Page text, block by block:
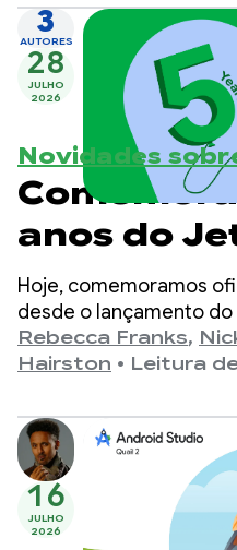
3
AUTORES
28
JULHO
2026
Novidades
anos do
Compose
Hoje, comemoramos
desde o lançamento
versão 1.0, anunciada
a versão 1.11 mais
estamos aproveitando
comemorar.
Rebecca Franks,
Hairston • Leitura
16
JULHO
2026